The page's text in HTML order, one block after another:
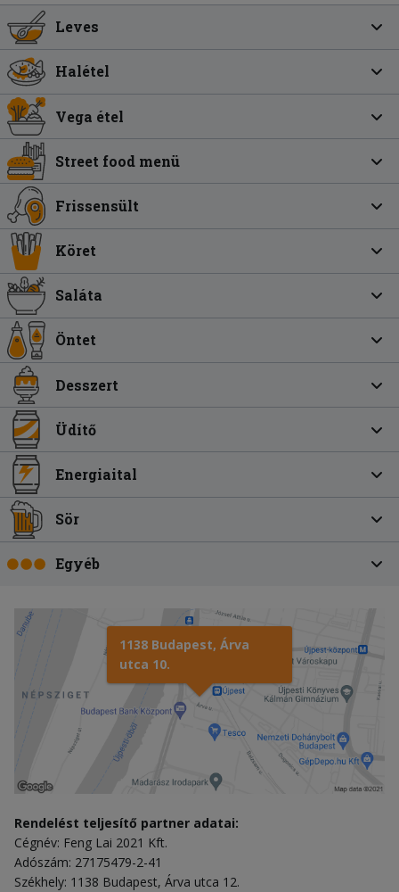
Leves
Halétel
Vega étel
Street food menü
Frissensült
Köret
Saláta
Öntet
Desszert
Üdítő
Energiaital
Sör
Egyéb
1138 Budapest, Árva
utca 10.
Rendelést teljesítő partner adatai:
Cégnév: Feng Lai 2021 Kft.
Adószám: 27175479-2-41
Székhely: 1138 Budapest, Árva utca 12.